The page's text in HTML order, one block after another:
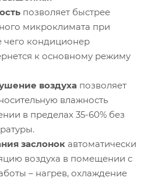
позволяет быстрее
микроклимата при
чего кондиционер
к основному режиму
воздуха позволяет
влажность
в пределах 35-60% без
заслонок автоматически
воздуха в помещении с
– нагрев, охлаждение
техники, Вт
мощности: 2.40-2.91кВт